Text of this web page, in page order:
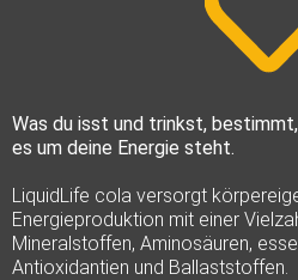
Was du isst und trinkst,
es um deine Energie steht.
LiquidLife cola versorgt
Energieproduktion mit einer
Mineralstoffen, Aminosäuren,
Antioxidantien und Ballaststoffen.